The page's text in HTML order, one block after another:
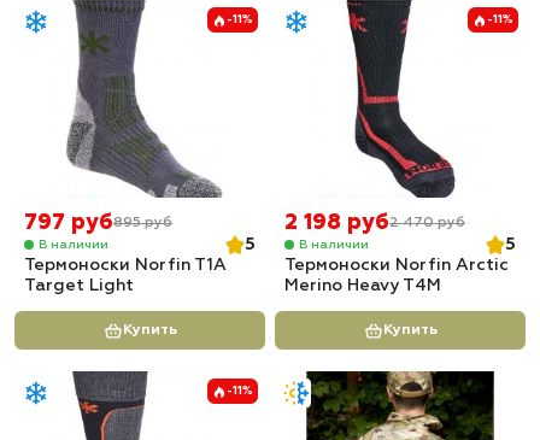
-11%
797 руб895 руб
В наличии
5
Термоноски Norfin T1A
Target Light
Купить
-11%
2 198 руб2 470 руб
В наличии
5
Термоноски Norfin Arctic
Merino Heavy T4M
Купить
-11%